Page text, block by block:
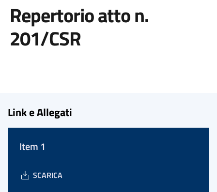
Repertorio atto n.
201/CSR
Link e Allegati
Item 1
SCARICA